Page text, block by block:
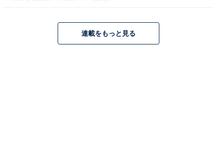
連載をもっと見る